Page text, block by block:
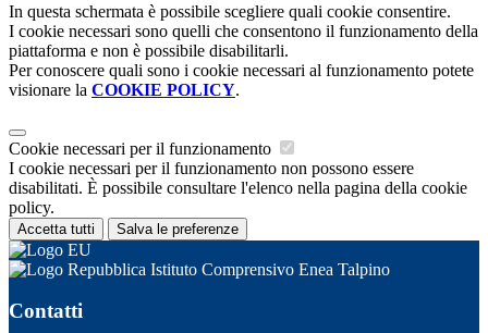
In questa schermata è possibile scegliere quali cookie consentire.
I cookie necessari sono quelli che consentono il funzionamento della
piattaforma e non è possibile disabilitarli.
Per conoscere quali sono i cookie necessari al funzionamento potete
visionare la COOKIE POLICY.
Cookie necessari per il funzionamento
I cookie necessari per il funzionamento non possono essere
disabilitati. È possibile consultare l'elenco nella pagina della cookie
policy.
Accetta tutti Salva le preferenze
Istituto Comprensivo Enea Talpino
Contatti